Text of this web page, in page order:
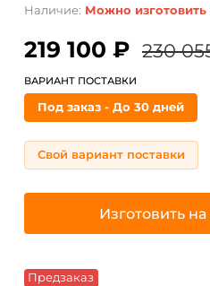
Наличие: Можно изготовить
Предзаказ
219 100 ₽ 230
Изготовить на
ВАРИАНТ ПОСТАВКИ
Под заказ - До 30 дней
Свой вариант поставки